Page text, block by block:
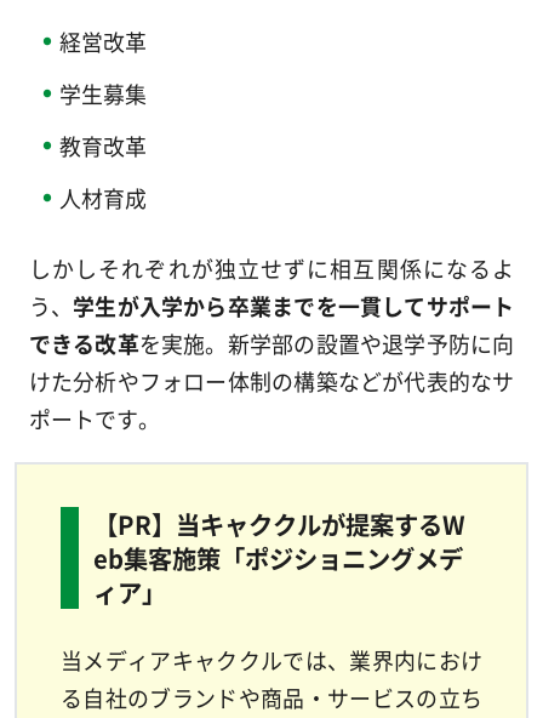
経営改革
学生募集
教育改革
人材育成
しかしそれぞれが独立せずに相互関係になるよ
う、 学生が入学から卒業までを一貫してサポート
できる改革を実施。新学部の設置や退学予防に向
けた分析やフォロー体制の構築などが代表的なサ
ポートです。
【PR】当キャククルが提案するW
eb集客施策「ポジショニングメデ
ィア」
当メディアキャククルでは、業界内におけ
る自社のブランドや商品・サービスの立ち